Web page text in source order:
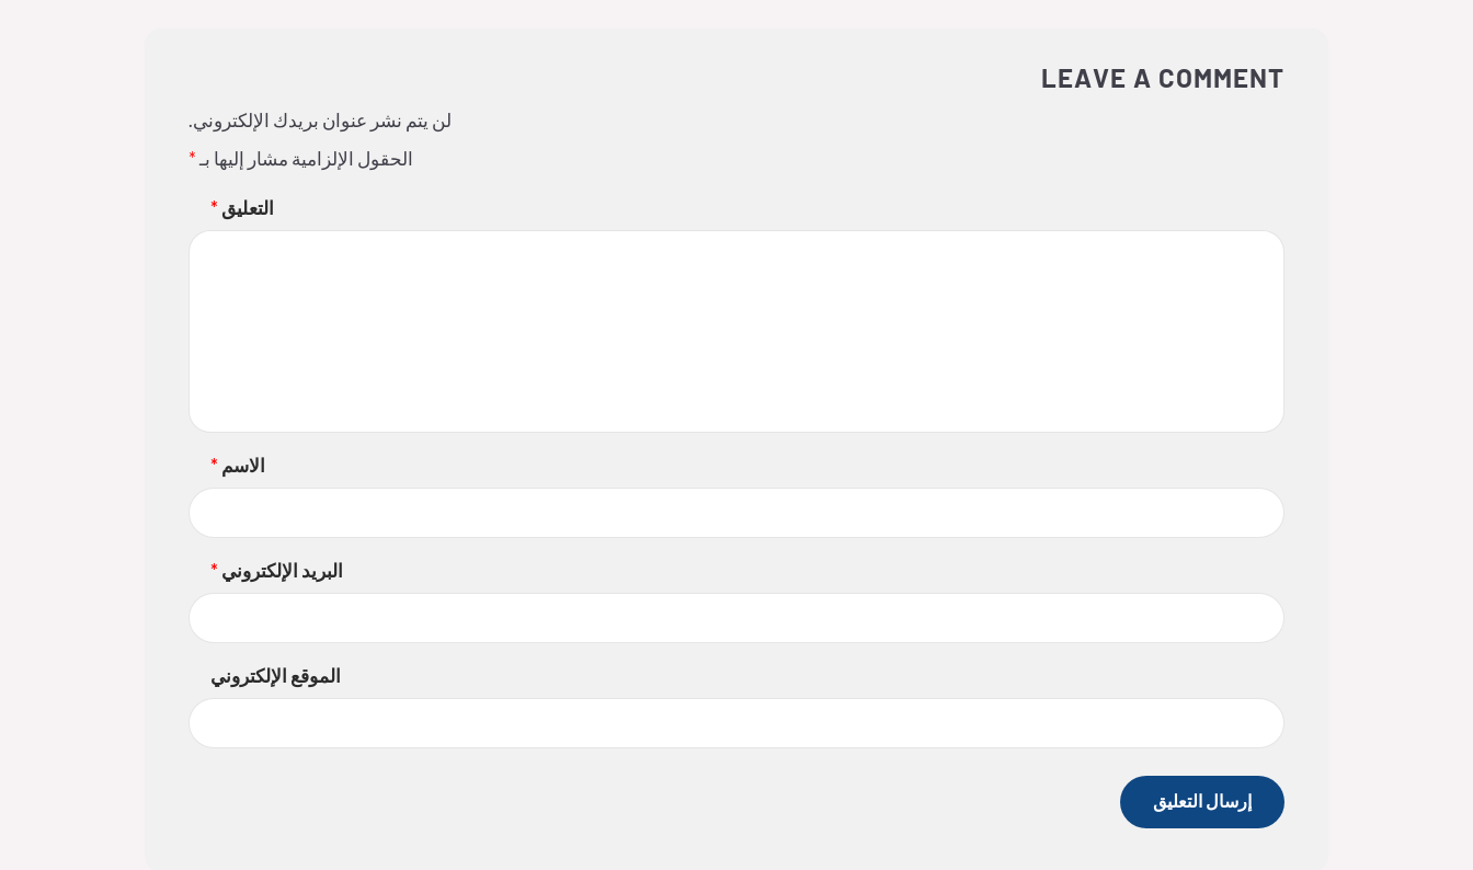
LEAVE A COMMENT
لن يتم نشر عنوان بريدك الإلكتروني.
الحقول الإلزامية مشار إليها بـ*
التعليق *
الاسم *
البريد الإلكتروني *
الموقع الإلكتروني